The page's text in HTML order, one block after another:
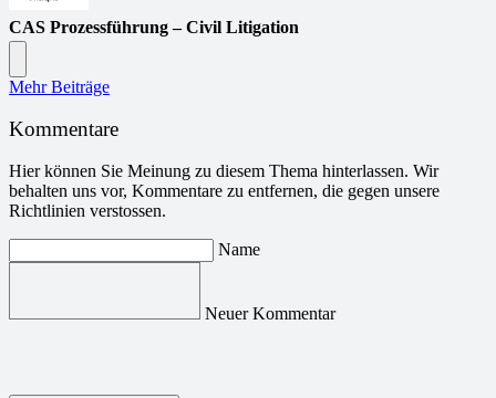
CAS Prozessführung – Civil Litigation
Mehr Beiträge
Kommentare
Hier können Sie Meinung zu diesem Thema hinterlassen. Wir
behalten uns vor, Kommentare zu entfernen, die gegen unsere
Richtlinien verstossen.
Name
Neuer Kommentar